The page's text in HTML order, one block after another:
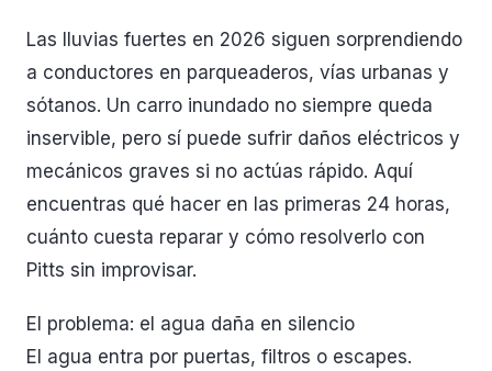
Las lluvias fuertes en 2026 siguen sorprendiendo
a conductores en parqueaderos, vías urbanas y
sótanos. Un carro inundado no siempre queda
inservible, pero sí puede sufrir daños eléctricos y
mecánicos graves si no actúas rápido. Aquí
encuentras qué hacer en las primeras 24 horas,
cuánto cuesta reparar y cómo resolverlo con
Pitts sin improvisar.
El problema: el agua daña en silencio
El agua entra por puertas, filtros o escapes.